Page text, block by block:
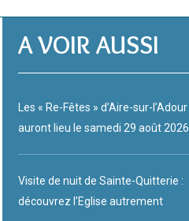
A VOIR AUSSI
Les « Re-Fêtes » d’Aire-sur-l’Adour
auront lieu le samedi 29 août 2026
Visite de nuit de Sainte-Quitterie :
découvrez l’Eglise autrement